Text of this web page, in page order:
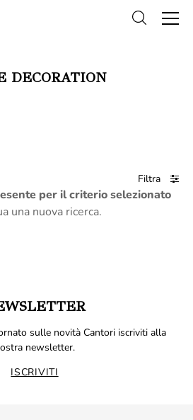
DECORATION
Filtra
per il criterio selezionato
una nuova ricerca.
sulle novità Cantori iscriviti alla
newsletter.
ISCRIVITI